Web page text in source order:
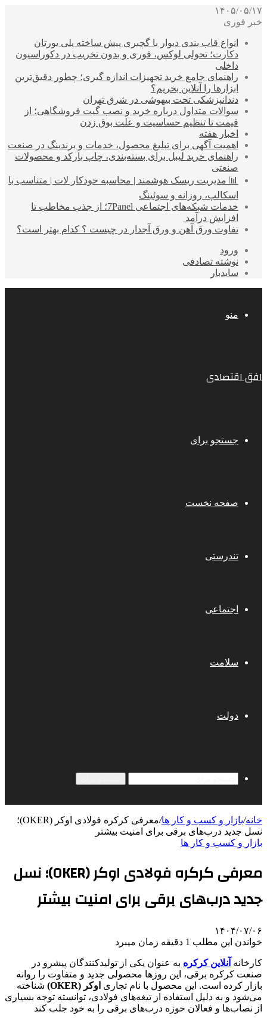
۱۴۰۵/۰۵/۱۷
خبر فوری
انواع قاب بندی دیوار با گچبری پیش ساخته پلی یورتان
دکارت؛ تحولی لوکس، فوری و بدون تخریب در دکوراسیون
داخلی
راهنمای جامع خرید تجهیزات اندازه گیری؛ چطور دقیق‌ترین
ابزارها را آنلاین بخریم؟
دندانپزشکی تحت بیهوشی در شرق تهران
سوالات متداول درباره خرید و نصب گیت فروشگاهی؛ از
قیمت تا تنظیم حساسیت و علت بوق زدن
اخبار هفته
اهمیت آگهی برای تبلیغ محصول، خدمات و برندینگ در صنعت
راهنمای خرید لیبل برای بسته‌بندی، چاپ بارکد و محصولات
صنعتی
📊 مدیریت ریسک هوشمند | محاسبه خودکار لات | متناسب با
اسکالپ، روزانه و سوئینگ
خدمات شبکه‌های اجتماعی 7Panel؛ از جذب مخاطب تا
افزایش درآمد
تفاوت ورق آهن و ورق آجدار در چیست ؟ کدام بهتر است؟
ورود
نوشته تصادفی
سایدبار
منو
افق اقتصادی
جستجو برای
صفحه نخست
تندرستی
اجتماعی
سلامت
دولت
خانه/بازار و کسب و کار ها/
معرفی کرکره فولادی اوکر (OKER)؛
نسل جدید درب‌های برقی برای امنیت بیشتر
بازار و کسب و کار ها
معرفی کرکره فولادی اوکر (OKER)؛ نسل
جدید درب‌های برقی برای امنیت بیشتر
۱۴۰۴/۰۷/۰۶
خواندن این مطلب 1 دقیقه زمان میبرد
کارخانه آنلاین کرکره به عنوان یکی از تولیدکنندگان پیشرو در
صنعت کرکره برقی، این روزها محصولی جدید و متفاوت را روانه
بازار کرده است. این محصول با نام تجاری اوکر (OKER)
شناخته
می‌شود و به دلیل استفاده از تیغه‌های فولادی، توانسته توجه بسیاری
از نصاب‌ها و فعالان حوزه درب‌های برقی را به خود جلب کند